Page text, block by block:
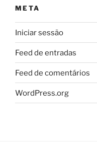
META
Iniciar sessão
Feed de entradas
Feed de comentários
WordPress.org